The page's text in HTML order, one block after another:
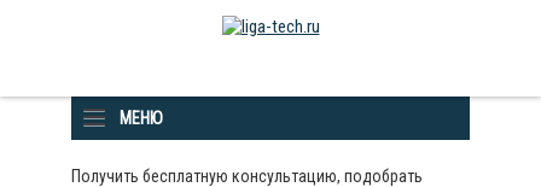
МЕНЮ
Получить бесплатную консультацию, подобрать